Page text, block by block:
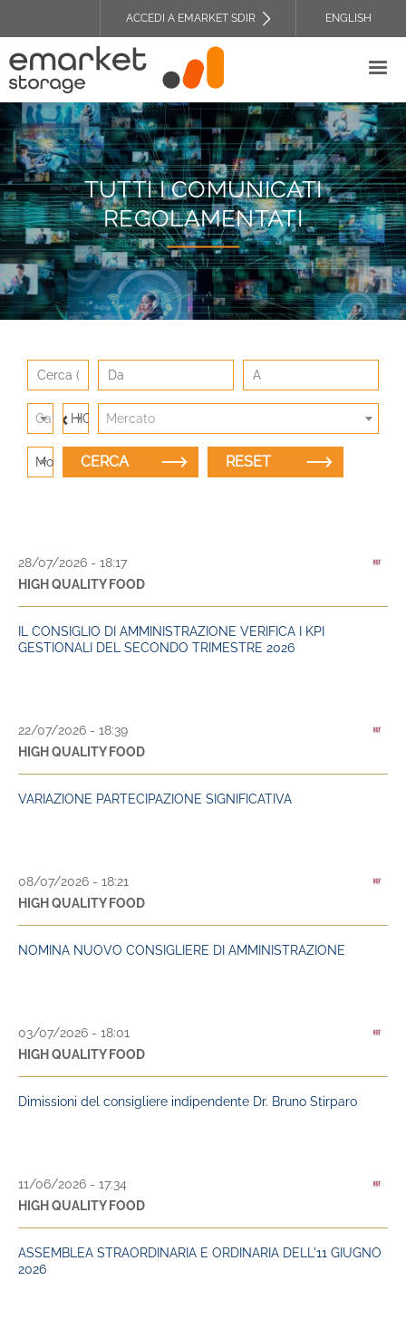
contenuto
principale
TOP
HEADER
ACCEDI A EMARKET SDIR ENGLISH
TUTTI I COMUNICATI
REGOLAMENTATI
Categoria
× HIGH QUALITY FOOD
Mercato
Modalità di ricerca: Titolo
28/07/2026 - 18:17
HIGH QUALITY FOOD
IL CONSIGLIO DI AMMINISTRAZIONE VERIFICA I KPI
GESTIONALI DEL SECONDO TRIMESTRE 2026
22/07/2026 - 18:39
HIGH QUALITY FOOD
VARIAZIONE PARTECIPAZIONE SIGNIFICATIVA
08/07/2026 - 18:21
HIGH QUALITY FOOD
NOMINA NUOVO CONSIGLIERE DI AMMINISTRAZIONE
03/07/2026 - 18:01
HIGH QUALITY FOOD
Dimissioni del consigliere indipendente Dr. Bruno Stirparo
11/06/2026 - 17:34
HIGH QUALITY FOOD
ASSEMBLEA STRAORDINARIA E ORDINARIA DELL'11 GIUGNO
2026